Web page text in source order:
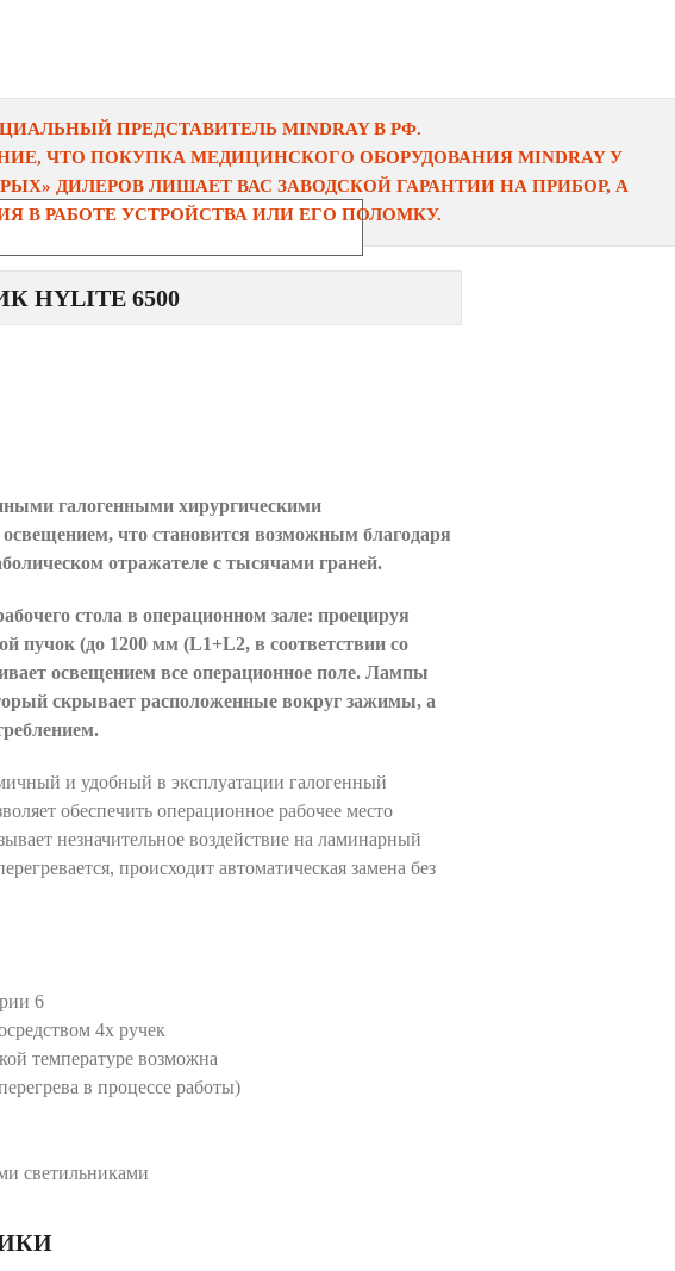
ПРЕДСТАВИТЕЛЬ MINDRAY В РФ.
ЧТО ПОКУПКА МЕДИЦИНСКОГО ОБОРУДОВАНИЯ MINDRAY У
ДИЛЕРОВ ЛИШАЕТ ВАС ЗАВОДСКОЙ ГАРАНТИИ НА ПРИБОР, А
В РАБОТЕ УСТРОЙСТВА ИЛИ ЕГО ПОЛОМКУ.
HYLITE 6500
галогенными хирургическими
что становится возможным благодаря
отражателе с тысячами граней.
стола в операционном зале: проецируя
пучок (до 1200 мм (L1+L2, в соответствии со
освещением все операционное поле. Лампы
скрывает расположенные вокруг зажимы, а
и удобный в эксплуатации галогенный
обеспечить операционное рабочее место
незначительное воздействие на ламинарный
происходит автоматическая замена без
6
4х ручек
температуре возможна
в процессе работы)
светильниками